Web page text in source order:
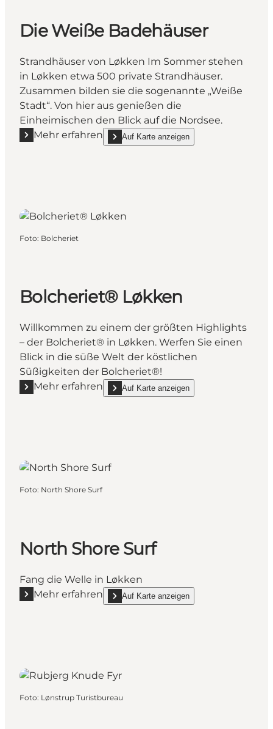
Die Weiße Badehäuser
Strandhäuser von Løkken Im Sommer stehen
in Løkken etwa 500 private Strandhäuser.
Zusammen bilden sie die sogenannte „Weiße
Stadt“. Von hier aus genießen die
Einheimischen den Blick auf die Nordsee.
Mehr erfahren
Mehr erfahren "Die Weiße Badehäuser"
Auf Karte anzeigen
show Die Weiße Badehäuser on_map
Foto: Bolcheriet
Bolcheriet® Løkken
Willkommen zu einem der größten Highlights
– der Bolcheriet® in Løkken. Werfen Sie einen
Blick in die süße Welt der köstlichen
Süßigkeiten der Bolcheriet®!
Mehr erfahren
Mehr erfahren "Bolcheriet® Løkken"
Auf Karte anzeigen
show Bolcheriet® Løkken on_map
Foto: North Shore Surf
North Shore Surf
Fang die Welle in Løkken
Mehr erfahren
Mehr erfahren "North Shore Surf"
Auf Karte anzeigen
show North Shore Surf on_map
Foto: Lønstrup Turistbureau